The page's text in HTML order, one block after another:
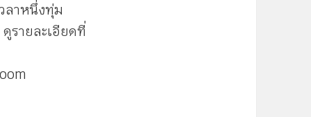
ลาหนึ่งทุ่ม
รายละเอียดที่